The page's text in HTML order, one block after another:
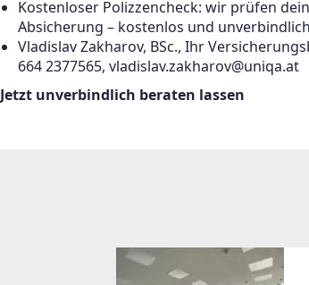
Kostenloser Polizzencheck: wir prüfen
Absicherung – kostenlos und
Vladislav Zakharov, BSc., Ihr
664 2377565, vladislav.zakharov@uniqa.at
Jetzt unverbindlich beraten lassen